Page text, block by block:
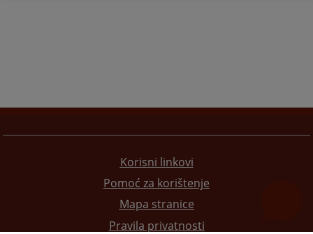
Korisni linkovi
Pomoć za korištenje
Mapa stranice
Pravila privatnosti